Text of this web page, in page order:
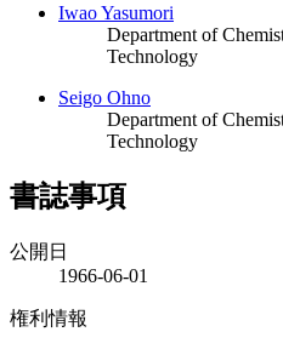
Iwao Yasumori
Department of
Technology
Seigo Ohno
Department of
Technology
書誌事項
公開日
1966-06-01
権利情報